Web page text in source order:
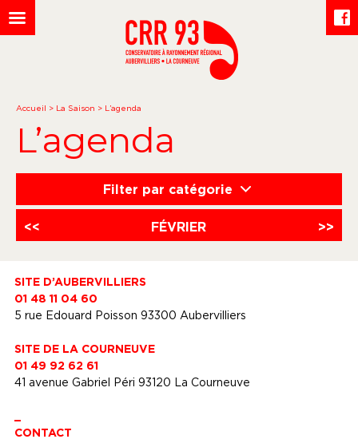
Accueil > La Saison > L’agenda
L’agenda
Filter par catégorie
<< FÉVRIER >>
SITE D’AUBERVILLIERS
01 48 11 04 60
5 rue Edouard Poisson 93300 Aubervilliers
SITE DE LA COURNEUVE
01 49 92 62 61
41 avenue Gabriel Péri 93120 La Courneuve
CONTACT